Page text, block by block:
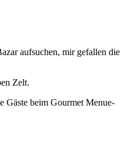
aufsuchen, mir gefallen die
Zelt.
Gäste beim Gourmet Menue-